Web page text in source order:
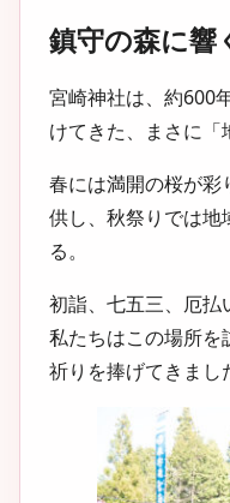
鎮守の森に響
宮崎神社は、約600
けてきた、まさに「
春には満開の桜が彩
供し、秋祭りでは地
る。
初詣、七五三、厄払
私たちはこの場所を
祈りを捧げてきまし